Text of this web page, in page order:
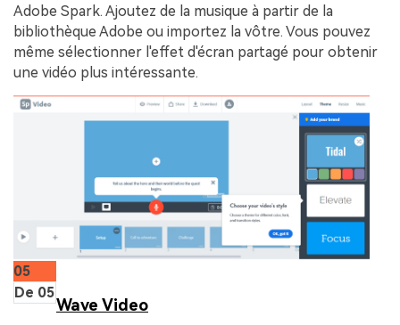
Adobe Spark. Ajoutez de la musique à partir de la
bibliothèque Adobe ou importez la vôtre. Vous pouvez
même sélectionner l'effet d'écran partagé pour obtenir
une vidéo plus intéressante.
05
De 05
Wave Video